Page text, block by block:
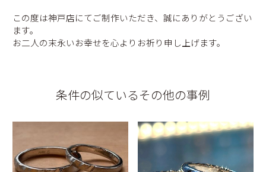
この度は神戸店にてご制作いただき、誠にありがとうござい
ます。
お二人の末永いお幸せを心よりお祈り申し上げます。
条件の似ているその他の事例